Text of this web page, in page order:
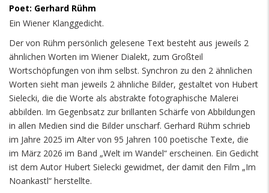
Poet: Gerhard Rühm
Ein Wiener Klanggedicht.
Der von Rühm persönlich gelesene Text besteht aus jeweils 2
ähnlichen Worten im Wiener Dialekt, zum Großteil
Wortschöpfungen von ihm selbst. Synchron zu den 2 ähnlichen
Worten sieht man jeweils 2 ähnliche Bilder, gestaltet von Hubert
Sielecki, die die Worte als abstrakte fotographische Malerei
abbilden. Im Gegenbsatz zur brillanten Schärfe von Abbildungen
in allen Medien sind die Bilder unscharf. Gerhard Rühm schrieb
im Jahre 2025 im Alter von 95 Jahren 100 poetische Texte, die
im März 2026 im Band „Welt im Wandel“ erscheinen. Ein Gedicht
ist dem Autor Hubert Sielecki gewidmet, der damit den Film „Im
Noankastl“ herstellte.